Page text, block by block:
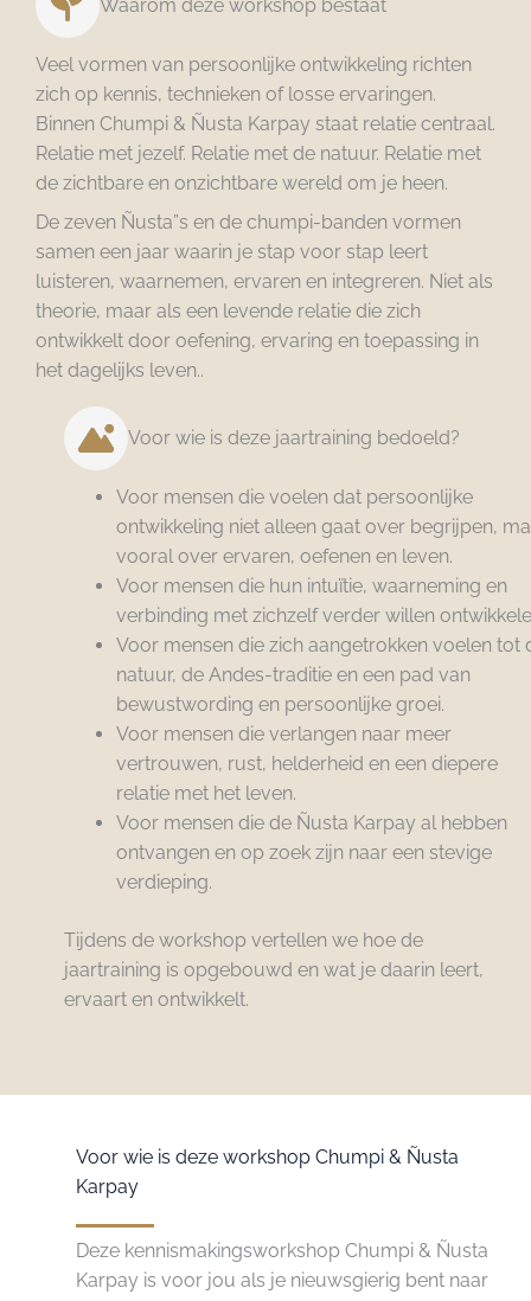
Waarom deze workshop bestaat
Veel vormen van persoonlijke ontwikkeling richten
zich op kennis, technieken of losse ervaringen.
Binnen Chumpi & Ñusta Karpay staat relatie centraal.
Relatie met jezelf. Relatie met de natuur. Relatie met
de zichtbare en onzichtbare wereld om je heen.
De zeven Ñusta”s en de chumpi-banden vormen
samen een jaar waarin je stap voor stap leert
luisteren, waarnemen, ervaren en integreren. Niet als
theorie, maar als een levende relatie die zich
ontwikkelt door oefening, ervaring en toepassing in
het dagelijks leven..
Voor wie is deze jaartraining bedoeld?
Voor mensen die voelen dat persoonlijke
ontwikkeling niet alleen gaat over begrijpen,
vooral over ervaren, oefenen en leven.
Voor mensen die hun intuïtie, waarneming en
verbinding met zichzelf verder willen
Voor mensen die zich aangetrokken voelen tot
natuur, de Andes-traditie en een pad van
bewustwording en persoonlijke groei.
Voor mensen die verlangen naar meer
vertrouwen, rust, helderheid en een diepere
relatie met het leven.
Voor mensen die de Ñusta Karpay al hebben
ontvangen en op zoek zijn naar een stevige
verdieping.
Tijdens de workshop vertellen we hoe de
jaartraining is opgebouwd en wat je daarin leert,
ervaart en ontwikkelt.
Voor wie is deze workshop Chumpi & Ñusta
Karpay
Deze kennismakingsworkshop Chumpi & Ñusta
Karpay is voor jou als je nieuwsgierig bent naar